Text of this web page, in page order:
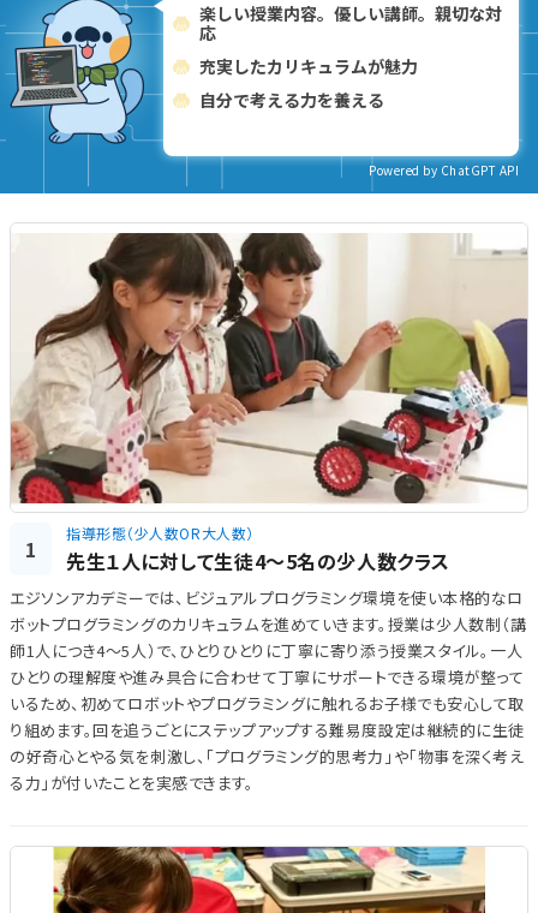
楽しい授業内容。優しい講師。親切な対
応
充実したカリキュラムが魅力
自分で考える力を養える
Powered by ChatGPT API
1
指導形態（少人数OR大人数）
先生１人に対して生徒4～5名の少人数クラス
エジソンアカデミーでは、ビジュアルプログラミング環境を使い本格的なロ
ボットプログラミングのカリキュラムを進めていきます。授業は少人数制（講
師1人につき4～5人）で、ひとりひとりに丁寧に寄り添う授業スタイル。一人
ひとりの理解度や進み具合に合わせて丁寧にサポートできる環境が整って
いるため、初めてロボットやプログラミングに触れるお子様でも安心して取
り組めます。回を追うごとにステップアップする難易度設定は継続的に生徒
の好奇心とやる気を刺激し、「プログラミング的思考力」や「物事を深く考え
る力」が付いたことを実感できます。